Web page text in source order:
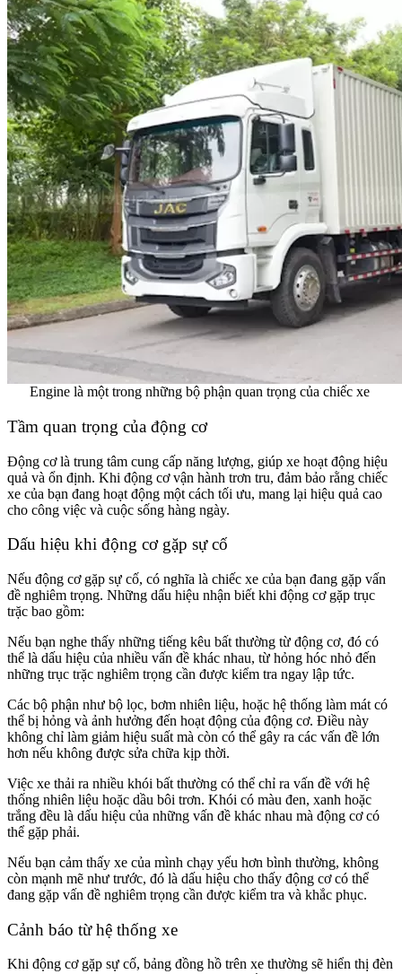
Engine là một trong những bộ phận quan trọng của chiếc xe
Tầm quan trọng của động cơ
Động cơ là trung tâm cung cấp năng lượng, giúp xe hoạt động hiệu
quả và ổn định. Khi động cơ vận hành trơn tru, đảm bảo rằng chiếc
xe của bạn đang hoạt động một cách tối ưu, mang lại hiệu quả cao
cho công việc và cuộc sống hàng ngày.
Dấu hiệu khi động cơ gặp sự cố
Nếu động cơ gặp sự cố, có nghĩa là chiếc xe của bạn đang gặp vấn
đề nghiêm trọng. Những dấu hiệu nhận biết khi động cơ gặp trục
trặc bao gồm:
Nếu bạn nghe thấy những tiếng kêu bất thường từ động cơ, đó có
thể là dấu hiệu của nhiều vấn đề khác nhau, từ hỏng hóc nhỏ đến
những trục trặc nghiêm trọng cần được kiểm tra ngay lập tức.
Các bộ phận như bộ lọc, bơm nhiên liệu, hoặc hệ thống làm mát có
thể bị hỏng và ảnh hưởng đến hoạt động của động cơ. Điều này
không chỉ làm giảm hiệu suất mà còn có thể gây ra các vấn đề lớn
hơn nếu không được sửa chữa kịp thời.
Việc xe thải ra nhiều khói bất thường có thể chỉ ra vấn đề với hệ
thống nhiên liệu hoặc dầu bôi trơn. Khói có màu đen, xanh hoặc
trắng đều là dấu hiệu của những vấn đề khác nhau mà động cơ có
thể gặp phải.
Nếu bạn cảm thấy xe của mình chạy yếu hơn bình thường, không
còn mạnh mẽ như trước, đó là dấu hiệu cho thấy động cơ có thể
đang gặp vấn đề nghiêm trọng cần được kiểm tra và khắc phục.
Cảnh báo từ hệ thống xe
Khi động cơ gặp sự cố, bảng đồng hồ trên xe thường sẽ hiển thị đèn